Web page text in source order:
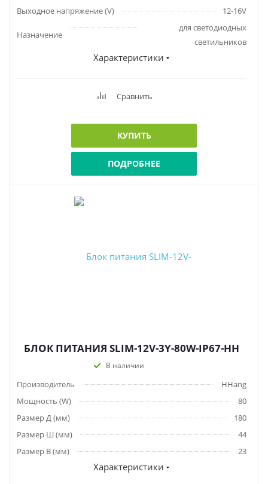
Выходное напряжение (V)
12-16V
Назначение
для светодиодных
светильников
Характеристики
Сравнить
КУПИТЬ
ПОДРОБНЕЕ
БЛОК ПИТАНИЯ SLIM-12V-3Y-80W-IP67-HH
В наличии
Производитель
HHang
Мощность (W)
80
Размер Д (мм)
180
Размер Ш (мм)
44
Размер В (мм)
23
Характеристики